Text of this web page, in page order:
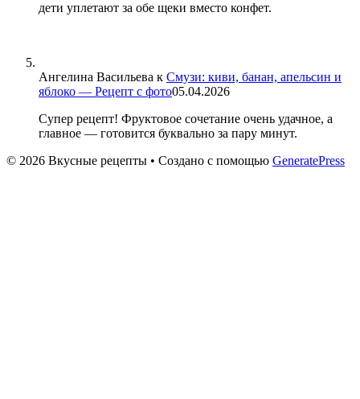
дети уплетают за обе щеки вместо конфет.
Ангелина Васильева к Смузи: киви, банан, апельсин и
яблоко — Рецепт с фото05.04.2026
Супер рецепт! Фруктовое сочетание очень удачное, а
главное — готовится буквально за пару минут.
© 2026 Вкусные рецепты • Создано с помощью GeneratePress